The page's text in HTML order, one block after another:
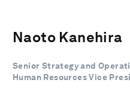
Naoto Kanehira
Senior Strategy and
Human Resources Vice